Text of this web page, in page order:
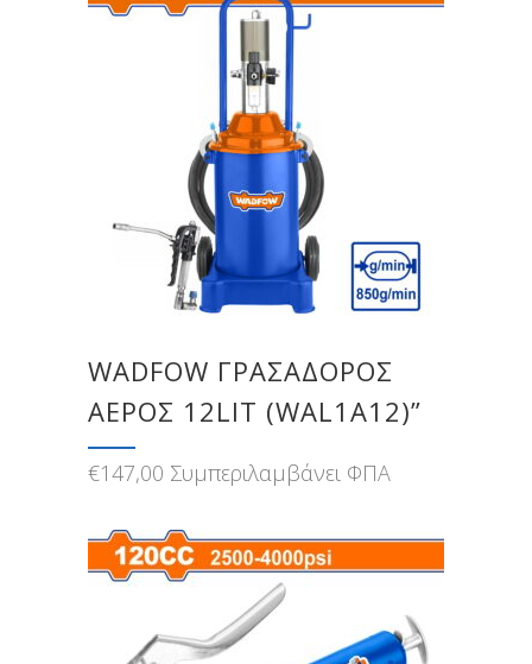
WADFOW ΓΡΑΣΑΔΟΡΟΣ
ΑΕΡΟΣ 12LIT (WAL1A12)”
€147,00 Συμπεριλαμβάνει ΦΠΑ